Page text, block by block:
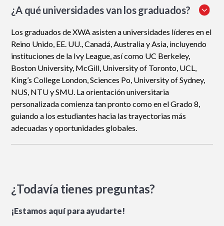
¿A qué universidades van los graduados?
Los graduados de XWA asisten a universidades líderes en el
Reino Unido, EE. UU., Canadá, Australia y Asia, incluyendo
instituciones de la Ivy League, así como UC Berkeley,
Boston University, McGill, University of Toronto, UCL,
King’s College London, Sciences Po, University of Sydney,
NUS, NTU y SMU. La orientación universitaria
personalizada comienza tan pronto como en el Grado 8,
guiando a los estudiantes hacia las trayectorias más
adecuadas y oportunidades globales.
¿Todavía tienes preguntas?
¡Estamos aquí para ayudarte!